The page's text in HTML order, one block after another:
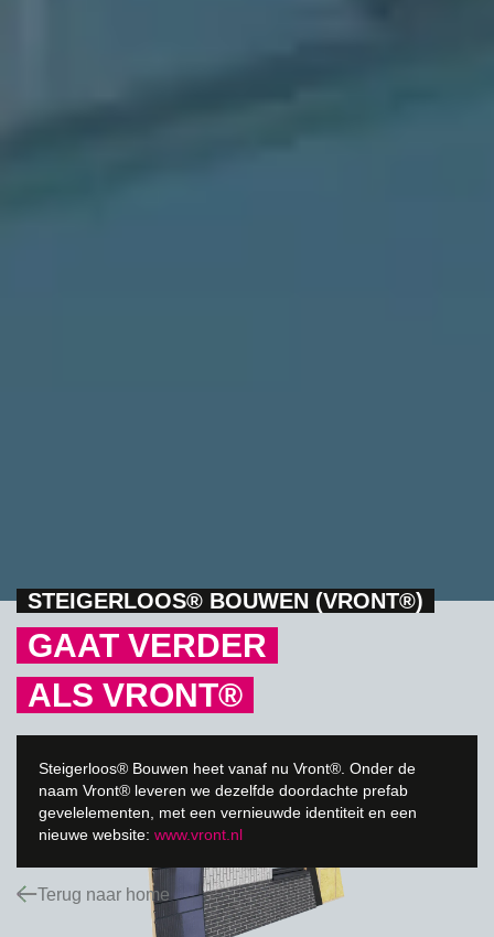
STEIGERLOOS® BOUWEN (VRONT®)
GAAT VERDER
ALS VRONT®
Steigerloos® Bouwen heet vanaf nu Vront®. Onder de
naam Vront® leveren we dezelfde doordachte prefab
gevelelementen, met een vernieuwde identiteit en een
nieuwe website: www.vront.nl
Terug naar home